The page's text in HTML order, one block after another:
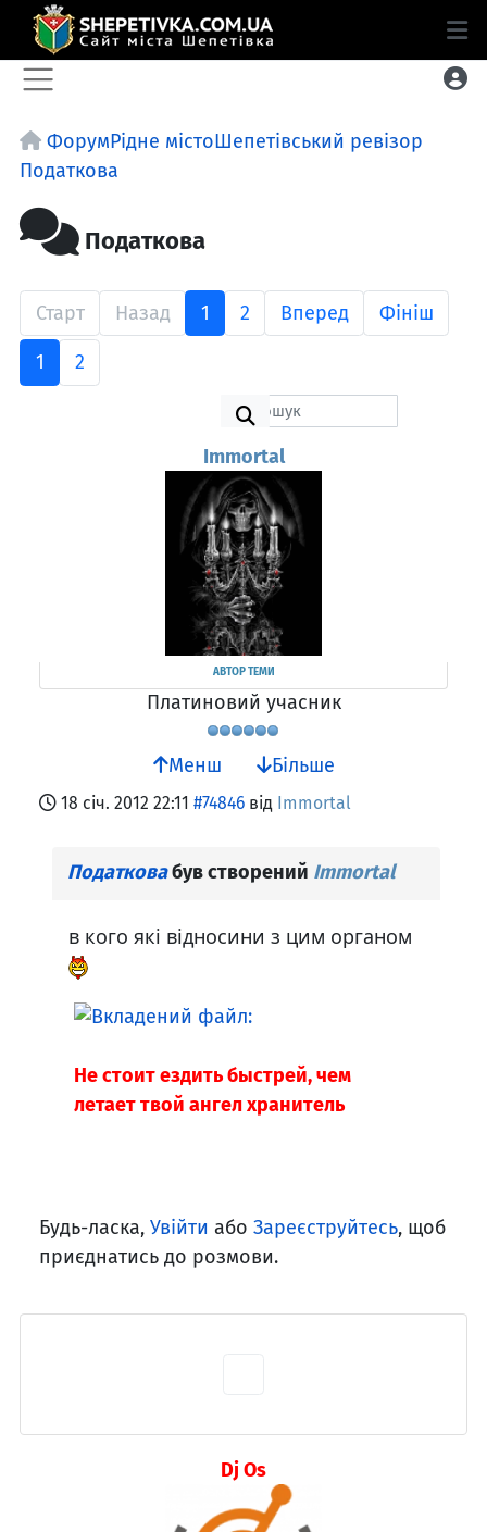
ФорумРідне містоШепетівський ревізор
Податкова
Податкова
Старт Назад 1 2 Вперед Фініш
1 2
Immortal
АВТОР ТЕМИ
Платиновий учасник
Менш Більше
18 січ. 2012 22:11 #74846 від Immortal
Податковабув створений Immortal
в кого які відносини з цим органом
Не стоит ездить быстрей, чем
летает твой ангел хранитель
Будь-ласка, Увійти або Зареєструйтесь, щоб
приєднатись до розмови.
Dj Os